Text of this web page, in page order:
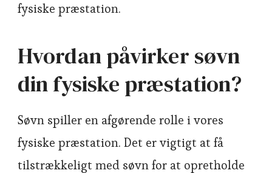
fysiske præstation.
Hvordan påvirker søvn
din fysiske præstation?
Søvn spiller en afgørende rolle i vores
fysiske præstation. Det er vigtigt at få
tilstrækkeligt med søvn for at opretholde